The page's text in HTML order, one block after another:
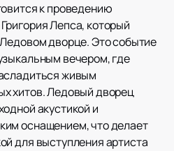
к проведению
Лепса, который
дворце. Это событие
вечером, где
живым
хитов. Ледовый дворец
акустикой и
оснащением, что делает
для выступления артиста